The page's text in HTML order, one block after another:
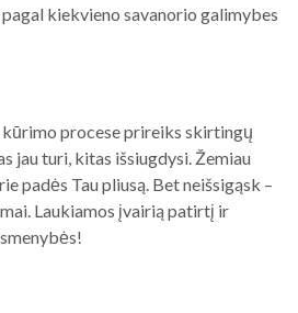
kiekvieno savanorio galimybes
procese prireiks skirtingų
jau turi, kitas išsiugdysi. Žemiau
padės Tau pliusą. Bet neišsigąsk –
Laukiamos įvairią patirtį ir